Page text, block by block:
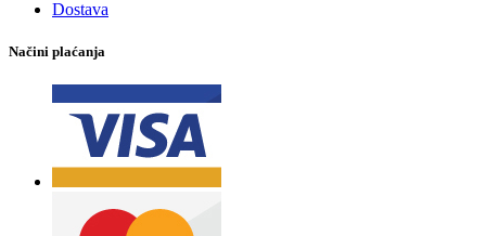
Dostava
Načini plaćanja